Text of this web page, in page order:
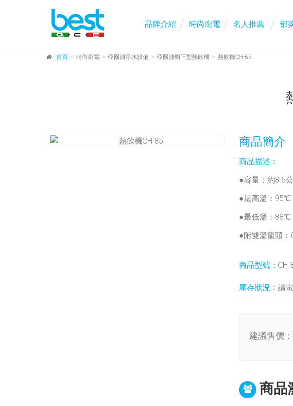
品牌介紹 時尚廚電 名人推薦 部
首頁 時尚廚電 亞爾浦淨水設備 亞爾浦櫥下型熱飲機 熱飲機CH-85
商品簡介
商品描述：
●容量：約8.5
●最高溫：95℃
●最低溫：88℃
●附雙溫龍頭：
商品型號： CH-
庫存狀況： 請
建議售價：
商品